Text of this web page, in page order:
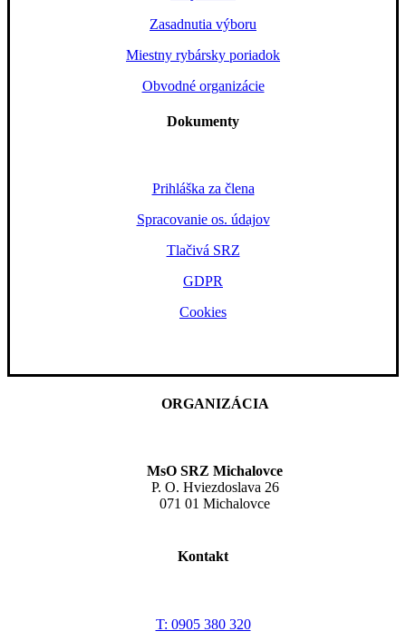
Zasadnutia výboru
Miestny rybársky poriadok
Obvodné organizácie
Dokumenty
Prihláška za člena
Spracovanie os. údajov
Tlačivá SRZ
GDPR
Cookies
ORGANIZÁCIA
MsO SRZ Michalovce
P. O. Hviezdoslava 26
071 01 Michalovce
Kontakt
T: 0905 380 320